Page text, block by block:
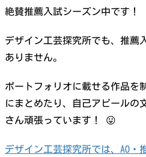
絶賛推薦入試シーズン中です！
デザイン工芸探究所でも、推薦
ありません。
ポートフォリオに載せる作品を
にまとめたり、自己アピールの
さん頑張っています！ 😛
デザイン工芸探究所では、AO・